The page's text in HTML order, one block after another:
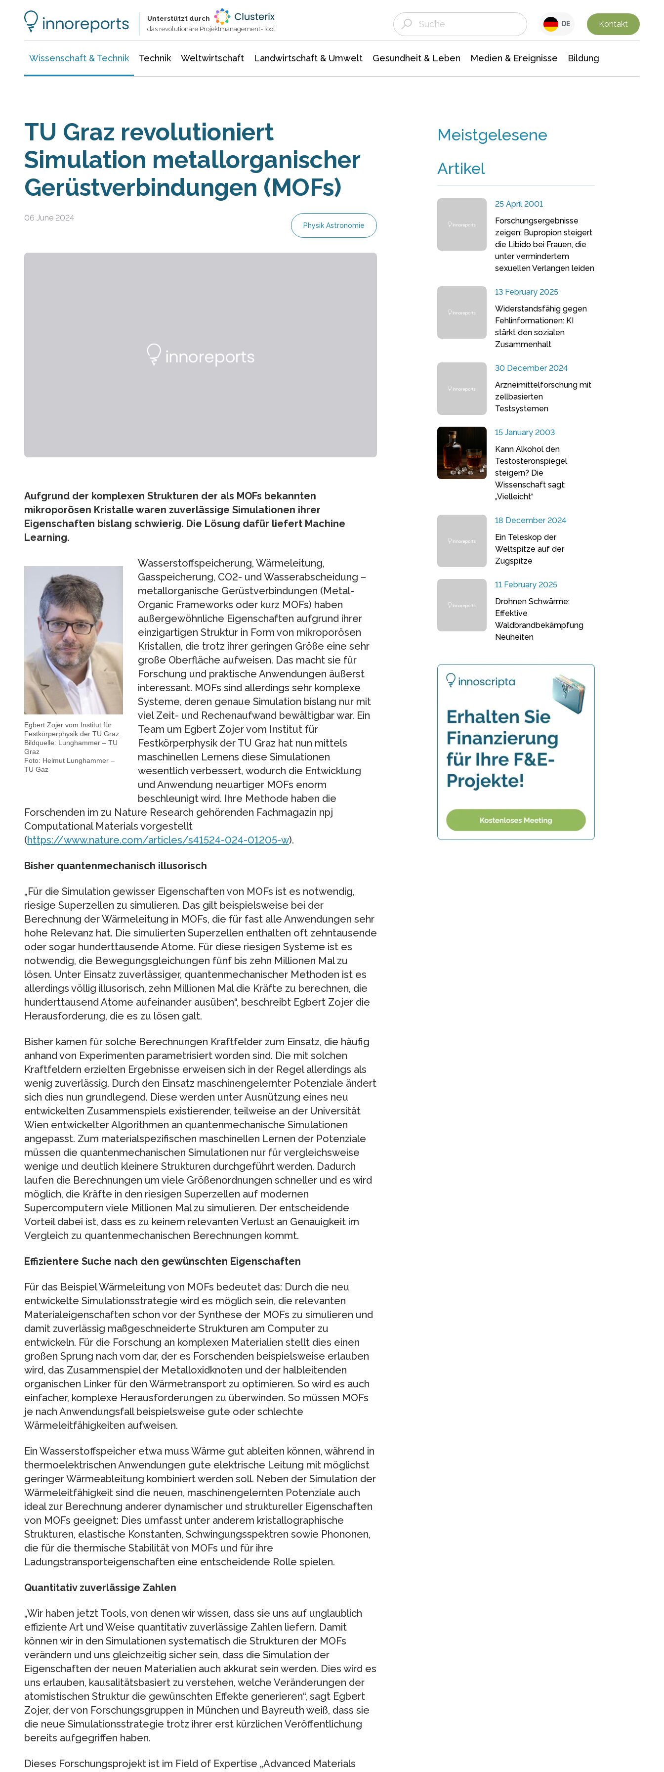
Unterstützt durch
das revolutionäre Projektmanagement-Tool
DE Kontakt
Wissenschaft & Technik Technik Weltwirtschaft Landwirtschaft & Umwelt Gesundheit & Leben Medien & Ereignisse Bildung
TU Graz revolutioniert
Simulation metallorganischer
Gerüstverbindungen (MOFs)
06 June 2024
Physik Astronomie
Aufgrund der komplexen Strukturen der als MOFs bekannten
mikroporösen Kristalle waren zuverlässige Simulationen ihrer
Eigenschaften bislang schwierig. Die Lösung dafür liefert Machine
Learning.
Egbert Zojer vom Institut für
Festkörperphysik der TU Graz.
Bildquelle: Lunghammer – TU
Graz
Foto: Helmut Lunghammer –
TU Gaz
Wasserstoffspeicherung, Wärmeleitung,
Gasspeicherung, CO2- und Wasserabscheidung –
metallorganische Gerüstverbindungen (Metal-
Organic Frameworks oder kurz MOFs) haben
außergewöhnliche Eigenschaften aufgrund ihrer
einzigartigen Struktur in Form von mikroporösen
Kristallen, die trotz ihrer geringen Größe eine sehr
große Oberfläche aufweisen. Das macht sie für
Forschung und praktische Anwendungen äußerst
interessant. MOFs sind allerdings sehr komplexe
Systeme, deren genaue Simulation bislang nur mit
viel Zeit- und Rechenaufwand bewältigbar war. Ein
Team um Egbert Zojer vom Institut für
Festkörperphysik der TU Graz hat nun mittels
maschinellen Lernens diese Simulationen
wesentlich verbessert, wodurch die Entwicklung
und Anwendung neuartiger MOFs enorm
beschleunigt wird. Ihre Methode haben die
Forschenden im zu Nature Research gehörenden Fachmagazin npj
Computational Materials vorgestellt
(https://www.nature.com/articles/s41524-024-01205-w).
Bisher quantenmechanisch illusorisch
„Für die Simulation gewisser Eigenschaften von MOFs ist es notwendig,
riesige Superzellen zu simulieren. Das gilt beispielsweise bei der
Berechnung der Wärmeleitung in MOFs, die für fast alle Anwendungen sehr
hohe Relevanz hat. Die simulierten Superzellen enthalten oft zehntausende
oder sogar hunderttausende Atome. Für diese riesigen Systeme ist es
notwendig, die Bewegungsgleichungen fünf bis zehn Millionen Mal zu
lösen. Unter Einsatz zuverlässiger, quantenmechanischer Methoden ist es
allerdings völlig illusorisch, zehn Millionen Mal die Kräfte zu berechnen, die
hunderttausend Atome aufeinander ausüben“, beschreibt Egbert Zojer die
Herausforderung, die es zu lösen galt.
Bisher kamen für solche Berechnungen Kraftfelder zum Einsatz, die häufig
anhand von Experimenten parametrisiert worden sind. Die mit solchen
Kraftfeldern erzielten Ergebnisse erweisen sich in der Regel allerdings als
wenig zuverlässig. Durch den Einsatz maschinengelernter Potenziale ändert
sich dies nun grundlegend. Diese werden unter Ausnützung eines neu
entwickelten Zusammenspiels existierender, teilweise an der Universität
Wien entwickelter Algorithmen an quantenmechanische Simulationen
angepasst. Zum materialspezifischen maschinellen Lernen der Potenziale
müssen die quantenmechanischen Simulationen nur für vergleichsweise
wenige und deutlich kleinere Strukturen durchgeführt werden. Dadurch
laufen die Berechnungen um viele Größenordnungen schneller und es wird
möglich, die Kräfte in den riesigen Superzellen auf modernen
Supercomputern viele Millionen Mal zu simulieren. Der entscheidende
Vorteil dabei ist, dass es zu keinem relevanten Verlust an Genauigkeit im
Vergleich zu quantenmechanischen Berechnungen kommt.
Effizientere Suche nach den gewünschten Eigenschaften
Für das Beispiel Wärmeleitung von MOFs bedeutet das: Durch die neu
entwickelte Simulationsstrategie wird es möglich sein, die relevanten
Materialeigenschaften schon vor der Synthese der MOFs zu simulieren und
damit zuverlässig maßgeschneiderte Strukturen am Computer zu
entwickeln. Für die Forschung an komplexen Materialien stellt dies einen
großen Sprung nach vorn dar, der es Forschenden beispielsweise erlauben
wird, das Zusammenspiel der Metalloxidknoten und der halbleitenden
organischen Linker für den Wärmetransport zu optimieren. So wird es auch
einfacher, komplexe Herausforderungen zu überwinden. So müssen MOFs
je nach Anwendungsfall beispielsweise gute oder schlechte
Wärmeleitfähigkeiten aufweisen.
Ein Wasserstoffspeicher etwa muss Wärme gut ableiten können, während in
thermoelektrischen Anwendungen gute elektrische Leitung mit möglichst
geringer Wärmeableitung kombiniert werden soll. Neben der Simulation der
Wärmeleitfähigkeit sind die neuen, maschinengelernten Potenziale auch
ideal zur Berechnung anderer dynamischer und struktureller Eigenschaften
von MOFs geeignet: Dies umfasst unter anderem kristallographische
Strukturen, elastische Konstanten, Schwingungsspektren sowie Phononen,
die für die thermische Stabilität von MOFs und für ihre
Ladungstransporteigenschaften eine entscheidende Rolle spielen.
Quantitativ zuverlässige Zahlen
„Wir haben jetzt Tools, von denen wir wissen, dass sie uns auf unglaublich
effiziente Art und Weise quantitativ zuverlässige Zahlen liefern. Damit
können wir in den Simulationen systematisch die Strukturen der MOFs
verändern und uns gleichzeitig sicher sein, dass die Simulation der
Eigenschaften der neuen Materialien auch akkurat sein werden. Dies wird es
uns erlauben, kausalitätsbasiert zu verstehen, welche Veränderungen der
atomistischen Struktur die gewünschten Effekte generieren“, sagt Egbert
Zojer, der von Forschungsgruppen in München und Bayreuth weiß, dass sie
die neue Simulationsstrategie trotz ihrer erst kürzlichen Veröffentlichung
bereits aufgegriffen haben.
Dieses Forschungsprojekt ist im Field of Expertise „Advanced Materials
Meistgelesene
Artikel
25 April 2001
Forschungsergebnisse
zeigen: Bupropion steigert
die Libido bei Frauen, die
unter vermindertem
sexuellen Verlangen leiden
13 February 2025
Widerstandsfähig gegen
Fehlinformationen: KI
stärkt den sozialen
Zusammenhalt
30 December 2024
Arzneimittelforschung mit
zellbasierten
Testsystemen
15 January 2003
Kann Alkohol den
Testosteronspiegel
steigern? Die
Wissenschaft sagt:
„Vielleicht“
18 December 2024
Ein Teleskop der
Weltspitze auf der
Zugspitze
11 February 2025
Drohnen Schwärme:
Effektive
Waldbrandbekämpfung
Neuheiten